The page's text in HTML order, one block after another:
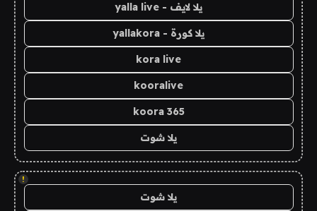
يلا لايف - yalla live
يلا كورة - yallakora
kora live
kooralive
koora 365
يلا شوت
!
يلا شوت